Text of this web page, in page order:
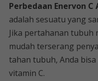
Perbedaan Enervon C
adalah sesuatu yang
Jika pertahanan tubuh
mudah terserang
tahan tubuh, Anda
vitamin C.